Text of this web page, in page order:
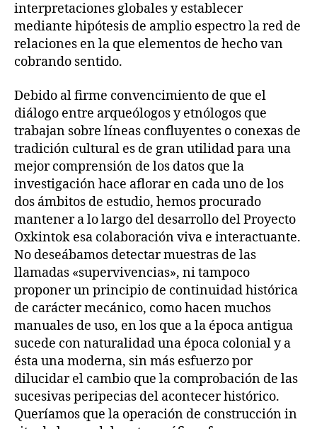
interpretaciones globales y establecer
mediante hipótesis de amplio espectro la red de
relaciones en la que elementos de hecho van
cobrando sentido.
Debido al firme convencimiento de que el
diálogo entre arqueólogos y etnólogos que
trabajan sobre líneas confluyentes o conexas de
tradición cultural es de gran utilidad para una
mejor comprensión de los datos que la
investigación hace aflorar en cada uno de los
dos ámbitos de estudio, hemos procurado
mantener a lo largo del desarrollo del Proyecto
Oxkintok esa colaboración viva e interactuante.
No deseábamos detectar muestras de las
llamadas «supervivencias», ni tampoco
proponer un principio de continuidad histórica
de carácter mecánico, como hacen muchos
manuales de uso, en los que a la época antigua
sucede con naturalidad una época colonial y a
ésta una moderna, sin más esfuerzo por
dilucidar el cambio que la comprobación de las
sucesivas peripecias del acontecer histórico.
Queríamos que la operación de construcción in